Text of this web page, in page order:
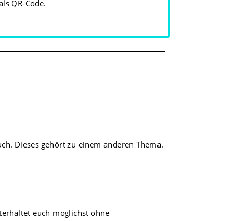
QR-Code.
Dieses gehört zu einem anderen Thema.
euch möglichst ohne